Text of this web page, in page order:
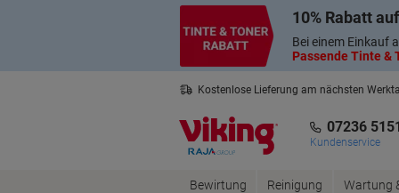
10% Rabatt
Bei einem Einkauf
Passende Tinte &
Kostenlose Lieferung am nächsten
07236
Kundenservice
Bewirtung
Reinigung
Wartung